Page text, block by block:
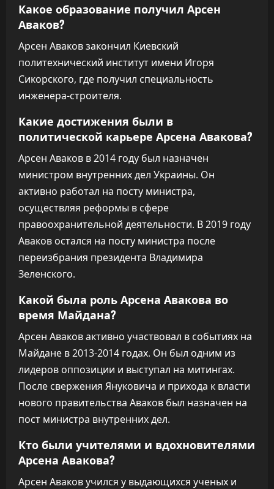
Какое образование получил Арсен
Аваков?
Арсен Аваков закончил Киевский
политехнический институт имени Игоря
Сикорского, где получил специальность
инженера-строителя.
Какие достижения были в
политической карьере Арсена Авакова?
Арсен Аваков в 2014 году был назначен
министром внутренних дел Украины. Он
активно работал на посту министра,
осуществляя реформы в сфере
правоохранительной деятельности. В 2019 году
Аваков остался на посту министра после
переизбрания президента Владимира
Зеленского.
Какой была роль Арсена Авакова во
время Майдана?
Арсен Аваков активно участвовал в событиях на
Майдане в 2013-2014 годах. Он был одним из
лидеров оппозиции и выступал на митингах.
После свержения Януковича и прихода к власти
нового правительства Аваков был назначен на
пост министра внутренних дел.
Кто были учителями и вдохновителями
Арсена Авакова?
Арсен Аваков учился у выдающихся ученых и